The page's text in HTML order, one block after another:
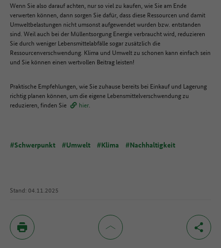
Wenn Sie also darauf achten, nur so viel zu kaufen, wie Sie am Ende
verwerten können, dann sorgen Sie dafür, dass diese Ressourcen und damit
Umweltbelastungen nicht umsonst aufgewendet wurden bzw. entstanden
sind. Weil auch bei der Müllentsorgung Energie verbraucht wird, reduzieren
Sie durch weniger Lebensmittelabfälle sogar zusätzlich die
Ressourcenverschwendung. Klima und Umwelt zu schonen kann einfach sein
und Sie können einen wertvollen Beitrag leisten!
Praktische Empfehlungen, wie Sie zuhause bereits bei Einkauf und Lagerung
richtig planen können, um die eigene Lebensmittelverschwendung zu
reduzieren, finden Sie
hier.
#Schwerpunkt #Umwelt #Klima #Nachhaltigkeit
Stand: 04.11.2025